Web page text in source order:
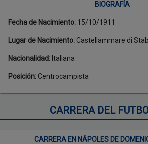
BIOGRAFÍA
Fecha de Nacimiento: 15/10/1911
Lugar de Nacimiento:Castellammare di
Nacionalidad: Italiana
Posición:Centrocampista
CARRERA DEL
CARRERA EN NÁPOLES DE